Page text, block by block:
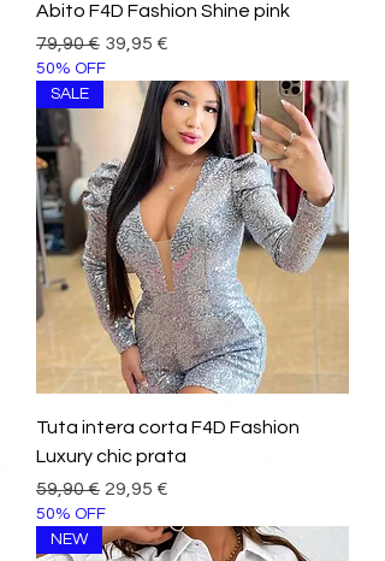
Abito F4D Fashion Shine pink
Prezzo regolare
79,90 € Prezzo scontato
39,95 €
50% OFF
SALE
Tuta intera corta F4D Fashion
Luxury chic prata
Prezzo regolare
59,90 € Prezzo scontato
29,95 €
50% OFF
NEW